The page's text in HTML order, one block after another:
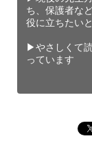
ち、保護者な
役に立ちたい
▶︎やさしくて
っています